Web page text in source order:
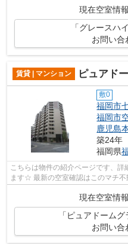
現在空室情
「グレースハ
お問い合
賃貸 | マンション ピュアド
敷0
福岡市
福岡市
鹿児島
築24年
福岡県
こちらは物件の紹介ページです、
ます☆ 最新の空室確認はこのマチ
現在空室情
「ピュアドーム
お問い合